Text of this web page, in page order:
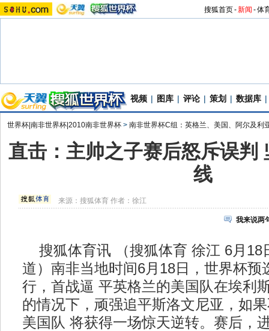
搜狐首页-新闻 -体
视频 | 图库 | 评论 | 策划 | 数据库 |
世界杯|南非世界杯|2010南非世界杯 > 南非世界杯C组：英格兰、美国、阿尔及利
直击：主帅之子赛后怒斥误判
线
来源：搜狐体育 作者：徐江
我来说两
搜狐体育讯 （搜狐体育 徐江 6月18
道）南非当地时间6月18日，世界杯预
行，首战逼 平英格兰的美国队在埃利
的情况下，顽强追平斯洛文尼亚，如
美国队 将获得一场惊天逆转。赛后，